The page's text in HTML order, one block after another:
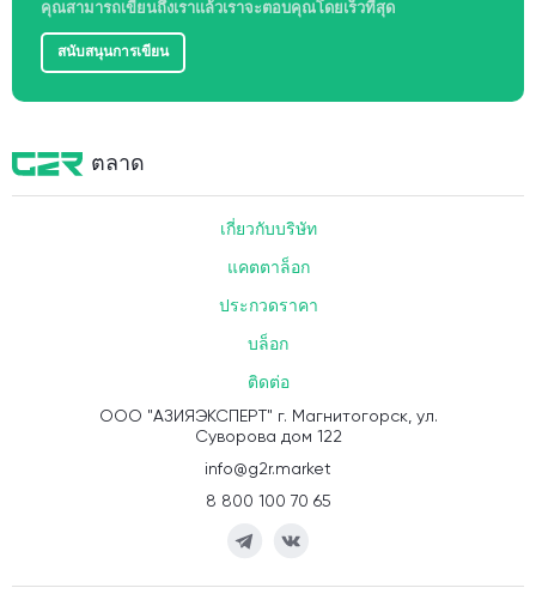
เขียนหรือโทรผู้จัดการแอนนาตอบคำถามทั้งหมด)
คุณสามารถเขียนถึงเราแล้วเราจะตอบคุณโดยเร็วที่สุด
สนับสนุนการเขียน
ตลาด
เกี่ยวกับบริษัท
แคตตาล็อก
ประกวดราคา
บล็อก
ติดต่อ
ООО "АЗИЯЭКСПЕРТ" г. Магнитогорск, ул.
Суворова дом 122
info@g2r.market
8 800 100 70 65